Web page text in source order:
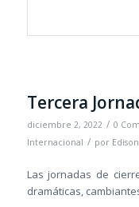
Tercera
diciembre 2, 2022 / 0
Internacional / por
Las jornadas de
dramáticas,